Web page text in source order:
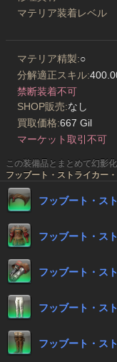
マテリア装着レベル
マテリア精製:○
分解適正スキル:
禁断装着不可
SHOP販売:なし
買取価格:667 Gil
マーケット取引不可
この装備品とまとめて幻影
フッブート・ストライカー
フッブート・ス
フッブート・ス
フッブート・ス
フッブート・ス
フッブート・ス